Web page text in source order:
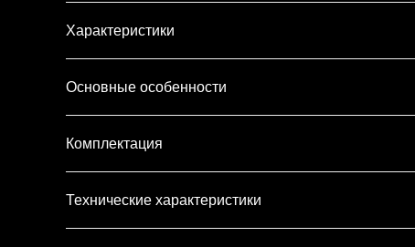
Характеристики
Основные особенности
Комплектация
Технические характеристики